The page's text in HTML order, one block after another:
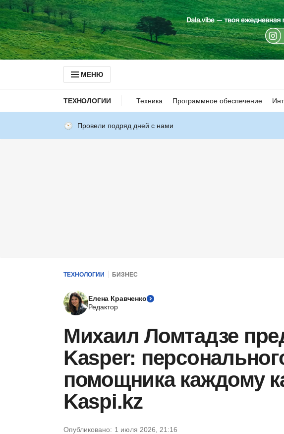
МЕНЮ
ТЕХНОЛОГИИ Техника Программное обеспечение
Провели подряд дней с нами
ТЕХНОЛОГИИ БИЗНЕС
Елена Кравченко
Редактор
Михаил Ломтадзе
Kasper:
помощника каждому
Kaspi.kz
Опубликовано: 1 июля 2026, 21:16